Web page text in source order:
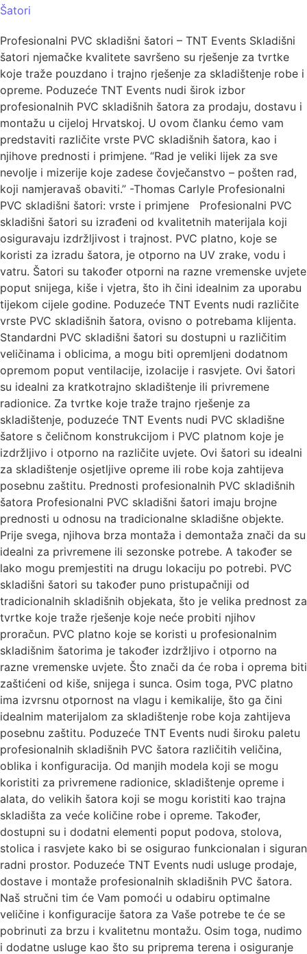
Šatori
Profesionalni PVC skladišni šatori – TNT Events Skladišni
šatori njemačke kvalitete savršeno su rješenje za tvrtke
koje traže pouzdano i trajno rješenje za skladištenje robe i
opreme. Poduzeće TNT Events nudi širok izbor
profesionalnih PVC skladišnih šatora za prodaju, dostavu i
montažu u cijeloj Hrvatskoj. U ovom članku ćemo vam
predstaviti različite vrste PVC skladišnih šatora, kao i
njihove prednosti i primjene. “Rad je veliki lijek za sve
nevolje i mizerije koje zadese čovječanstvo – pošten rad,
koji namjeravaš obaviti.” -Thomas Carlyle Profesionalni
PVC skladišni šatori: vrste i primjene Profesionalni PVC
skladišni šatori su izrađeni od kvalitetnih materijala koji
osiguravaju izdržljivost i trajnost. PVC platno, koje se
koristi za izradu šatora, je otporno na UV zrake, vodu i
vatru. Šatori su također otporni na razne vremenske uvjete
poput snijega, kiše i vjetra, što ih čini idealnim za uporabu
tijekom cijele godine. Poduzeće TNT Events nudi različite
vrste PVC skladišnih šatora, ovisno o potrebama klijenta.
Standardni PVC skladišni šatori su dostupni u različitim
veličinama i oblicima, a mogu biti opremljeni dodatnom
opremom poput ventilacije, izolacije i rasvjete. Ovi šatori
su idealni za kratkotrajno skladištenje ili privremene
radionice. Za tvrtke koje traže trajno rješenje za
skladištenje, poduzeće TNT Events nudi PVC skladišne
šatore s čeličnom konstrukcijom i PVC platnom koje je
izdržljivo i otporno na različite uvjete. Ovi šatori su idealni
za skladištenje osjetljive opreme ili robe koja zahtijeva
posebnu zaštitu. Prednosti profesionalnih PVC skladišnih
šatora Profesionalni PVC skladišni šatori imaju brojne
prednosti u odnosu na tradicionalne skladišne objekte.
Prije svega, njihova brza montaža i demontaža znači da su
idealni za privremene ili sezonske potrebe. A također se
lako mogu premjestiti na drugu lokaciju po potrebi. PVC
skladišni šatori su također puno pristupačniji od
tradicionalnih skladišnih objekata, što je velika prednost za
tvrtke koje traže rješenje koje neće probiti njihov
proračun. PVC platno koje se koristi u profesionalnim
skladišnim šatorima je također izdržljivo i otporno na
razne vremenske uvjete. Što znači da će roba i oprema biti
zaštićeni od kiše, snijega i sunca. Osim toga, PVC platno
ima izvrsnu otpornost na vlagu i kemikalije, što ga čini
idealnim materijalom za skladištenje robe koja zahtijeva
posebnu zaštitu. Poduzeće TNT Events nudi široku paletu
profesionalnih skladišnih PVC šatora različitih veličina,
oblika i konfiguracija. Od manjih modela koji se mogu
koristiti za privremene radionice, skladištenje opreme i
alata, do velikih šatora koji se mogu koristiti kao trajna
skladišta za veće količine robe i opreme. Također,
dostupni su i dodatni elementi poput podova, stolova,
stolica i rasvjete kako bi se osigurao funkcionalan i siguran
radni prostor. Poduzeće TNT Events nudi usluge prodaje,
dostave i montaže profesionalnih skladišnih PVC šatora.
Naš stručni tim će Vam pomoći u odabiru optimalne
veličine i konfiguracije šatora za Vaše potrebe te će se
pobrinuti za brzu i kvalitetnu montažu. Osim toga, nudimo
i dodatne usluge kao što su priprema terena i osiguranje